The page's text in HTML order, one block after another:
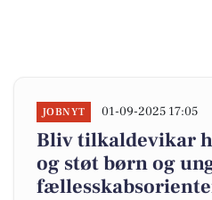
JOBNYT 01-09-2025 17:05
Bliv tilkaldevikar
og støt børn og